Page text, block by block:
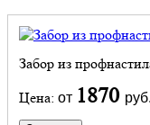
Забор из
Цена: от 1870 руб.